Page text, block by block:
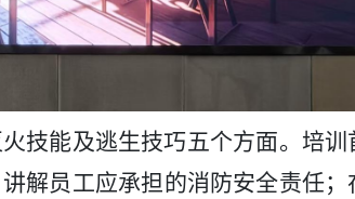
技能及逃生技巧五个方面。培
解员工应承担的消防安全责任